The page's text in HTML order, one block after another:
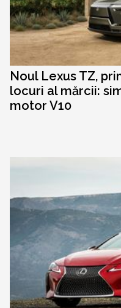
Noul Lexus TZ,
locuri al mărcii:
motor V10